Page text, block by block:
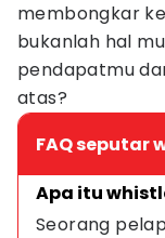
membongkar
bukanlah hal
pendapatmu
atas?
FAQ seputar
Apa itu
Seorang